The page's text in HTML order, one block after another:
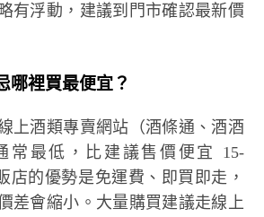
有浮動，建議到門市確認最新價
哪裡買最便宜？
上酒類專賣網站（酒條通、酒酒
常最低，比建議售價便宜 15-
店的優勢是免運費、即買即走，
差會縮小。大量購買建議走線上